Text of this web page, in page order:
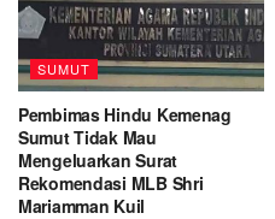
SUMUT
Pembimas Hindu Kemenag
Sumut Tidak Mau
Mengeluarkan Surat
Rekomendasi MLB Shri
Mariamman Kuil